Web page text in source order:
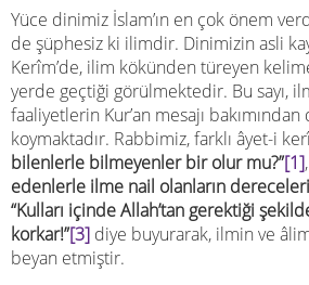
Yüce dinimiz İslam’ın en çok önem
de şüphesiz ki ilimdir. Dinimizin asli
Kerîm’de, ilim kökünden türeyen
yerde geçtiği görülmektedir. Bu sayı,
faaliyetlerin Kur’an mesajı
koymaktadır. Rabbimiz, farklı âyet-i
bilenlerle bilmeyenler bir olur mu?”[1],
edenlerle ilme nail olanların
“Kulları içinde Allah’tan gerektiği
korkar!”[3] diye buyurarak, ilmin ve
beyan etmiştir.